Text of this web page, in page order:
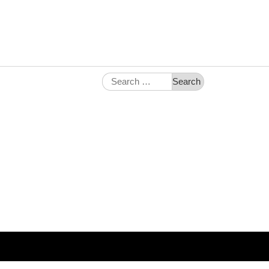
Search
for: